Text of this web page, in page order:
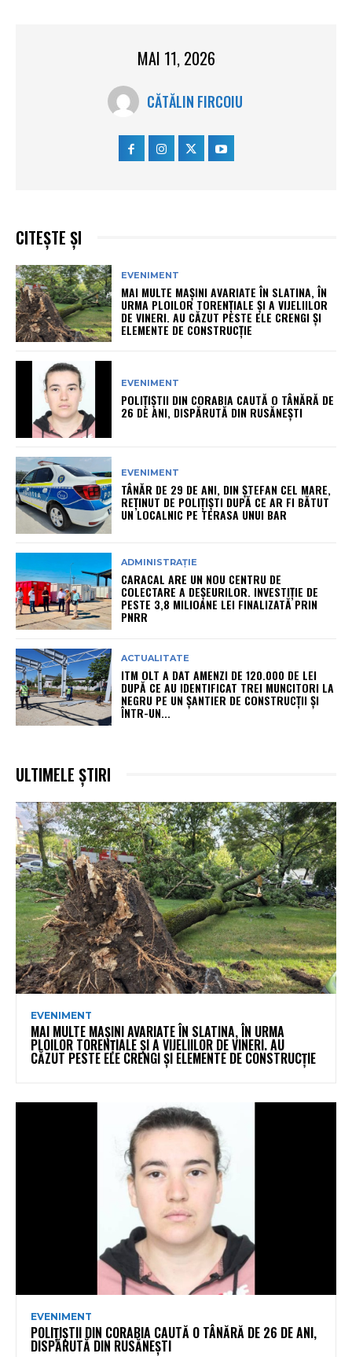
MAI 11, 2026
CĂTĂLIN FIRCOIU
CITEȘTE ȘI
EVENIMENT
MAI MULTE MAȘINI AVARIATE ÎN SLATINA, ÎN
URMA PLOILOR TORENȚIALE ȘI A VIJELIILOR
DE VINERI. AU CĂZUT PESTE ELE CRENGI ȘI
ELEMENTE DE CONSTRUCȚIE
EVENIMENT
POLIȚIȘTII DIN CORABIA CAUTĂ O TÂNĂRĂ DE
26 DE ANI, DISPĂRUTĂ DIN RUSĂNEȘTI
EVENIMENT
TÂNĂR DE 29 DE ANI, DIN ȘTEFAN CEL MARE,
REȚINUT DE POLIȚIȘTI DUPĂ CE AR FI BĂTUT
UN LOCALNIC PE TERASA UNUI BAR
ADMINISTRAȚIE
CARACAL ARE UN NOU CENTRU DE
COLECTARE A DEȘEURILOR. INVESTIȚIE DE
PESTE 3,8 MILIOANE LEI FINALIZATĂ PRIN
PNRR
ACTUALITATE
ITM OLT A DAT AMENZI DE 120.000 DE LEI
DUPĂ CE AU IDENTIFICAT TREI MUNCITORI LA
NEGRU PE UN ȘANTIER DE CONSTRUCȚII ȘI
ÎNTR-UN...
ULTIMELE ȘTIRI
EVENIMENT
MAI MULTE MAȘINI AVARIATE ÎN SLATINA, ÎN URMA
PLOILOR TORENȚIALE ȘI A VIJELIILOR DE VINERI. AU
CĂZUT PESTE ELE CRENGI ȘI ELEMENTE DE CONSTRUCȚIE
EVENIMENT
POLIȚIȘTII DIN CORABIA CAUTĂ O TÂNĂRĂ DE 26 DE ANI,
DISPĂRUTĂ DIN RUSĂNEȘTI